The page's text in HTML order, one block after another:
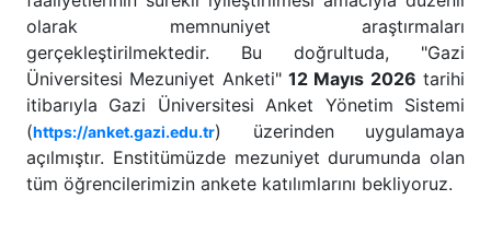
olarak memnuniyet araştırmaları
gerçekleştirilmektedir. Bu doğrultuda, "Gazi
Üniversitesi Mezuniyet Anketi" 12 Mayıs 2026 tarihi
itibarıyla Gazi Üniversitesi Anket Yönetim Sistemi
(https://anket.gazi.edu.tr) üzerinden uygulamaya
açılmıştır. Enstitümüzde mezuniyet durumunda olan
tüm öğrencilerimizin ankete katılımlarını bekliyoruz.